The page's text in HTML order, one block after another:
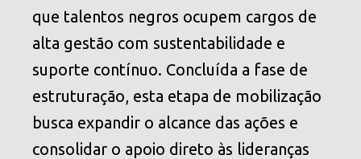
que talentos negros ocupem cargos de
alta gestão com sustentabilidade e
suporte contínuo. Concluída a fase de
estruturação, esta etapa de mobilização
busca expandir o alcance das ações e
consolidar o apoio direto às lideranças